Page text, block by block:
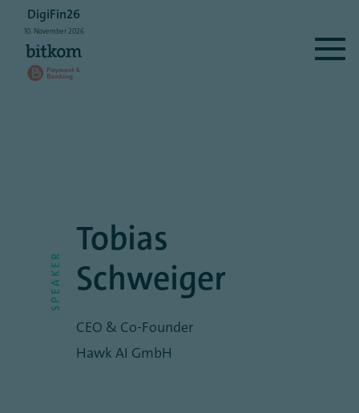
SPEAKER
Tobias
Schweiger
CEO & Co-Founder
Hawk AI GmbH
DigiFin26
10. November2026